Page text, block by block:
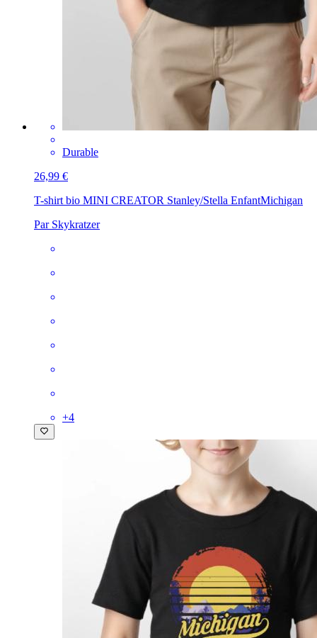
Durable
26,99 €
T-shirt bio MINI CREATOR Stanley/Stella EnfantMichigan
Par Skykratzer
+4